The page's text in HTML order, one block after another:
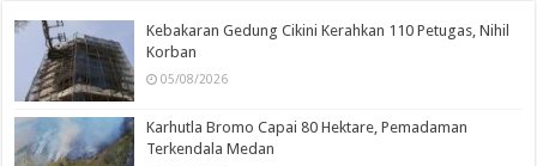
Kebakaran Gedung Cikini Kerahkan 110 Petugas, Nihil
Korban
05/08/2026
Karhutla Bromo Capai 80 Hektare, Pemadaman
Terkendala Medan